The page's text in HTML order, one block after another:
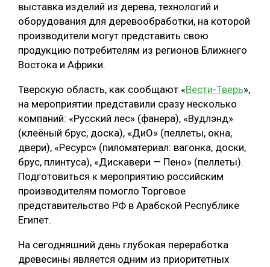
ДЕРЕВЯННОЕ ДОМОСТРОЕНИЕ
БЕЗОПАСНОЕ ПРОИЗВОДСТВО
СОРТИРОВКА ДРЕВЕСИНЫ
СУШКА ДРЕВЕСИНЫ
МЕБЕЛЬНОЕ ПРОИЗВОДСТВО
выставка изделий из дерева, технологий и
оборудования для деревообработки, на которой
производители могут представить свою
продукцию потребителям из регионов Ближнего
Востока и Африки.
Тверскую область, как сообщают «Вести-Тверь»,
на мероприятии представили сразу несколько
компаний: «Русский лес» (фанера), «Вудлэнд»
(клеёный брус, доска), «ДиО» (пеллеты, окна,
двери), «Ресурс» (пиломатериал: вагонка, доски,
брус, плинтуса), «Дискавери — Пено» (пеллеты).
Подготовиться к мероприятию российским
производителям помогло Торговое
представительство РФ в Арабской Республике
Египет.
На сегодняшний день глубокая переработка
древесины является одним из приоритетных